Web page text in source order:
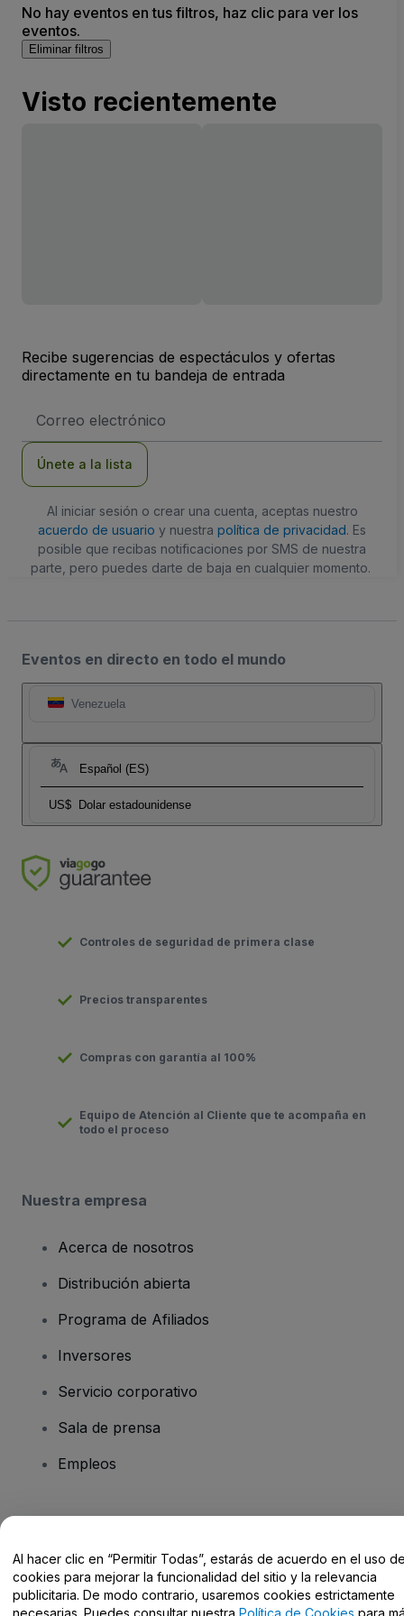
No hay eventos en tus filtros, haz clic para ver los
eventos.
Eliminar filtros
Visto recientemente
Recibe sugerencias de espectáculos y ofertas
directamente en tu bandeja de entrada
de
Únete a la lista
Al iniciar sesión o crear una cuenta, aceptas nuestro
acuerdo de usuario y nuestra política de privacidad. Es
posible que recibas notificaciones por SMS de nuestra
parte, pero puedes darte de baja en cualquier momento.
Eventos en directo en todo el mundo
Venezuela
Español (ES)
US$ Dolar estadounidense
Controles de seguridad de primera clase
Precios transparentes
Compras con garantía al 100%
Equipo de Atención al Cliente que te acompaña en
todo el proceso
Nuestra empresa
Acerca de nosotros
Distribución abierta
Programa de Afiliados
Inversores
Servicio corporativo
Sala de prensa
Empleos
Centro de Ayuda / Contacto
Al hacer clic en “Permitir Todas”, estarás de acuerdo en el uso
cookies para mejorar la funcionalidad del sitio y la relevancia
publicitaria. De modo contrario, usaremos cookies estrictamente
necesarias. Puedes consultar nuestra Política de Cookies para